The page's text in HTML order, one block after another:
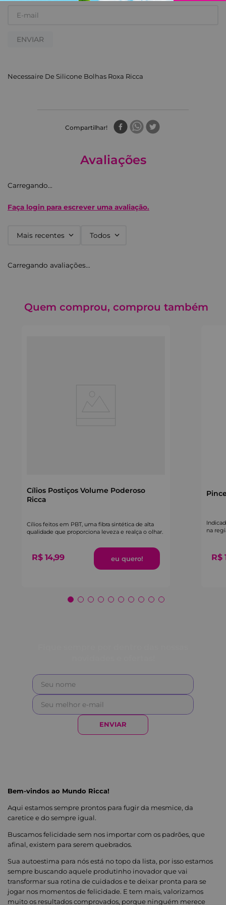
ENVIAR
Necessaire De Silicone Bolhas Roxa Ricca
Compartilhar
Avaliações
Carregando…
Faça login para escrever uma avaliação.
Mais recentes Todos
Carregando avaliações…
Quem comprou, comprou também
Cílios Postiços Volume Poderoso
Ricca
Cílios feitos em PBT, uma fibra sintética de alta
qualidade que proporciona leveza e realça o olhar.
R$ 14,99
na
R$
ENVIAR
Bem-vindos ao Mundo Ricca!
Aqui estamos sempre prontos para fugir da mesmice, da
caretice e do sempre igual.
Buscamos felicidade sem nos importar com os padrões, que
afinal, existem para serem quebrados.
Sua autoestima para nós está no topo da lista, por isso estamos
sempre buscando aquele produtinho inovador que vai
transformar sua rotina de cuidados e te deixar pronta para se
jogar nos momentos de felicidade. E tem mais, valorizamos
muito os resultados comprovados, porque ninguém merece